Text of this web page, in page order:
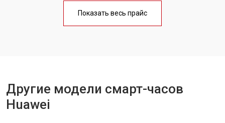
Показать весь прайс
Другие модели смарт-часов
Huawei